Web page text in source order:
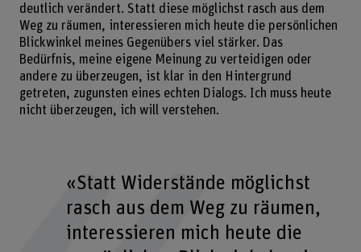
deutlich verändert. Statt diese möglichst rasch aus dem
Weg zu räumen, interessieren mich heute die persönlichen
Blickwinkel meines Gegenübers viel stärker. Das
Bedürfnis, meine eigene Meinung zu verteidigen oder
andere zu überzeugen, ist klar in den Hintergrund
getreten, zugunsten eines echten Dialogs. Ich muss heute
nicht überzeugen, ich will verstehen.
«Statt Widerstände möglichst
rasch aus dem Weg zu räumen,
interessieren mich heute die